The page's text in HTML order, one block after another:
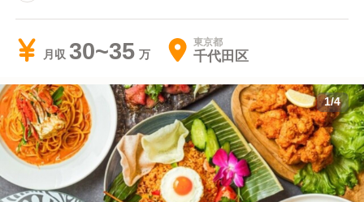
月収 30~35 東京都
千代田区
1/4